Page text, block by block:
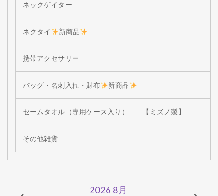
ネックゲイター
ネクタイ 新商品
携帯アクセサリー
バッグ・名刺入れ・財布 新商品
セームタオル（専用ケース入り） 【ミズノ製】
その他雑貨
2026 8月